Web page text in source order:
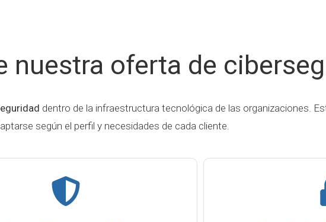
nuestra oferta de
dentro de la infraestructura tecnológica de las organizaciones.
según el perfil y necesidades de cada cliente.